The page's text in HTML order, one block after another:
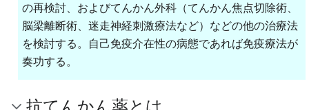
の再検討、およびてんかん外科（てんかん焦点切除術、
脳梁離断術、迷走神経刺激療法など）などの他の治療法
を検討する。自己免疫介在性の病態であれば免疫療法が
奏功する。